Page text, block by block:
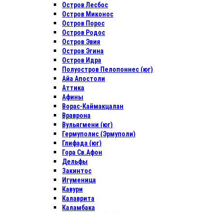
Остров Лесбос
Остров Миконос
Остров Порос
Остров Родос
Остров Эвия
Остров Эгина
Остров Идра
Полуостров Пелопоннес (юг)
Айа Апостоли
Аттика
Афины
Ворас-Каймакцалан
Враврона
Вульягмени (юг)
Гермуполис (Эрмуполи)
Глифада (юг)
Гора Св.Афон
Дельфы
Закинтос
Игуменица
Кавури
Калаврита
Каламбака